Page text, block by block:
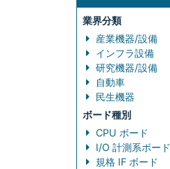
業界分類
産業機器/設備
インフラ設備
研究機器/設備
自動車
民生機器
ボード種別
CPU ボード
I/O 計測系ボード
規格 IF ボード